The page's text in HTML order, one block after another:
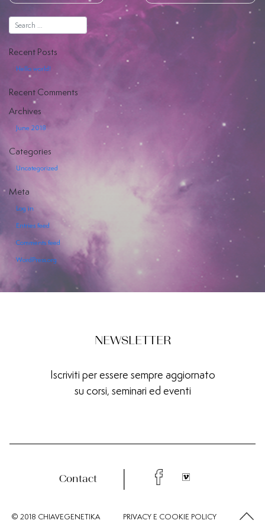
Hiya
EVENTI
SERVIZI
Recent Posts
Hello world!
Recent Comments
Archives
June 2018
Categories
Uncategorized
Meta
Log in
Entries feed
Comments feed
WordPress.org
NEWSLETTER
Iscriviti per essere sempre aggiornato
su corsi, seminari ed eventi
Contact
© 2018 CHIAVEGENETIKA PRIVACYE COOKIEPOLICY